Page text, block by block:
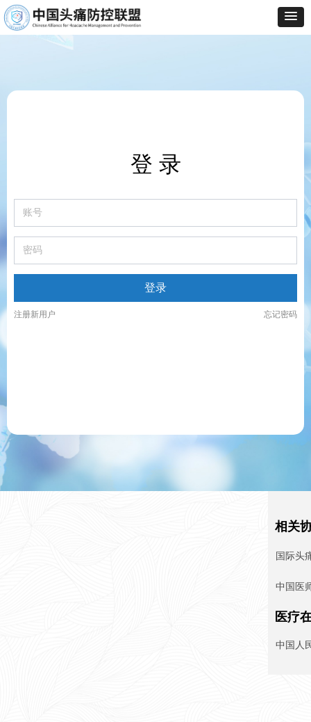
登 录
登录
忘记密码
注册新用户
国际头
相关
中国医
中国人
医疗